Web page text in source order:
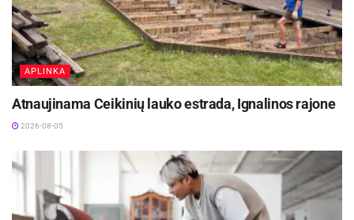
APLINKA
Atnaujinama Ceikinių lauko estrada, Ignalinos rajone
2026-08-05